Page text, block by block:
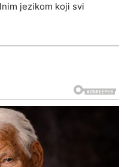
jezikom koji svi